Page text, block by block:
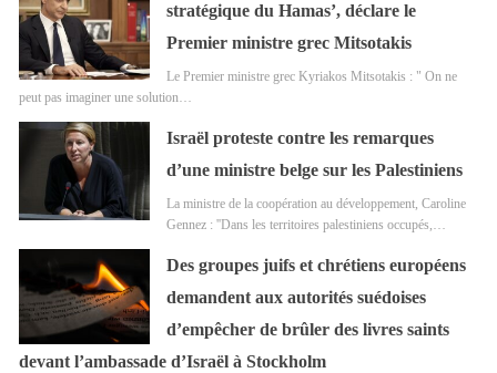
stratégique du Hamas’, déclare le
Premier ministre grec Mitsotakis
Le Premier ministre grec Kyriakos Mitsotakis : " On ne
peut pas imaginer une solution…
Israël proteste contre les remarques
d’une ministre belge sur les Palestiniens
La ministre de la coopération au développement, Caroline
Gennez : ''Dans les territoires palestiniens occupés,…
Des groupes juifs et chrétiens européens
demandent aux autorités suédoises
d’empêcher de brûler des livres saints
devant l’ambassade d’Israël à Stockholm